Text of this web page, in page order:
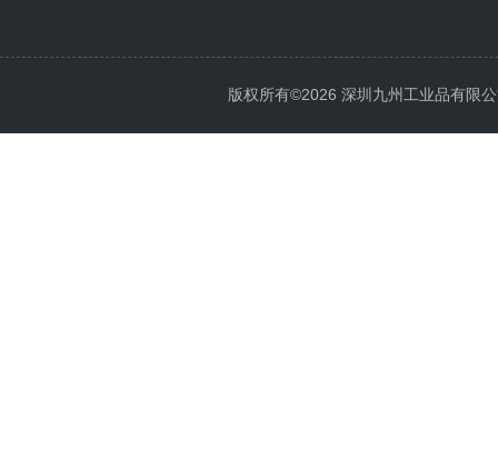
版权所有©2026 深圳九州工业品有限